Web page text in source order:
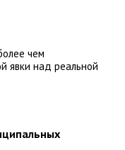
чем
явки над реальной